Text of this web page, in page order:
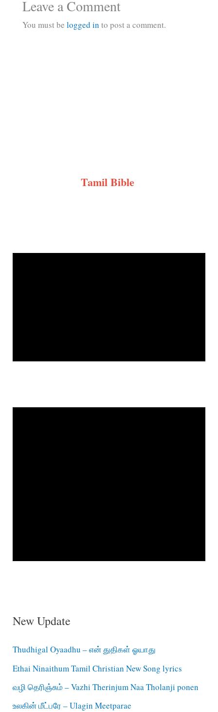
Leave a Comment
You must be logged in to post a comment.
Tamil Bible
New Update
Thudhigal Oyaadhu – என் துதிகள் ஓயாது
Ethai Ninaithum Tamil Christian New Song lyrics
வழி தெரிஞ்சும் – Vazhi Therinjum Naa Tholanji ponen
உலகின் மீட்பரே – Ulagin Meetparae